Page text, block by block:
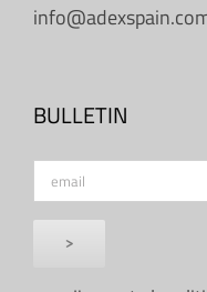
BULLETIN